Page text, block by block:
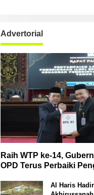
Advertorial
Raih WTP ke-14,
OPD Terus Perbaiki
Al Haris